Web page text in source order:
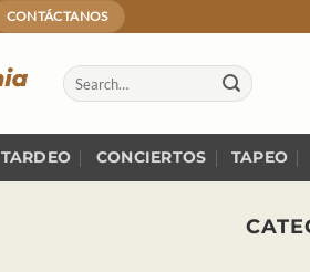
CONTÁCTANOS
TARDEO CONCIERTOS TAPEO